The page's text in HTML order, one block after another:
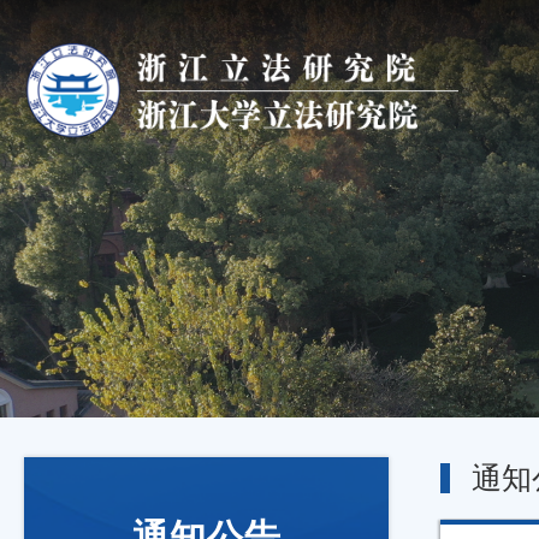
通知